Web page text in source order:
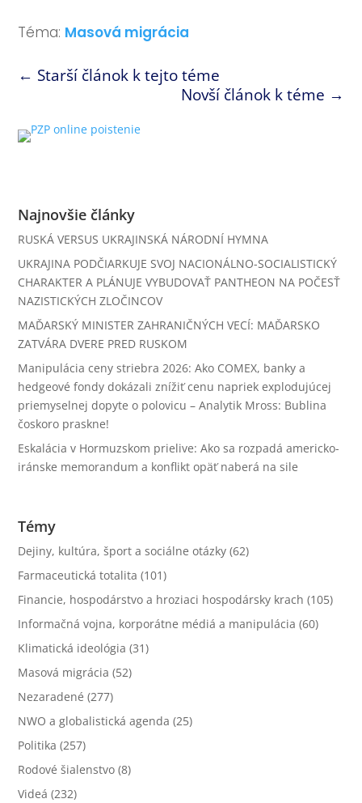
Téma: Masová migrácia
← Starší článok k tejto téme
Novší článok k téme →
Najnovšie články
RUSKÁ VERSUS UKRAJINSKÁ NÁRODNÍ HYMNA
UKRAJINA PODČIARKUJE SVOJ NACIONÁLNO-SOCIALISTICKÝ
CHARAKTER A PLÁNUJE VYBUDOVAŤ PANTHEON NA POČESŤ
NAZISTICKÝCH ZLOČINCOV
MAĎARSKÝ MINISTER ZAHRANIČNÝCH VECÍ: MAĎARSKO
ZATVÁRA DVERE PRED RUSKOM
Manipulácia ceny striebra 2026: Ako COMEX, banky a
hedgeové fondy dokázali znížiť cenu napriek explodujúcej
priemyselnej dopyte o polovicu – Analytik Mross: Bublina
čoskoro praskne!
Eskalácia v Hormuzskom prielive: Ako sa rozpadá americko-
iránske memorandum a konflikt opäť naberá na sile
Témy
Dejiny, kultúra, šport a sociálne otázky (62)
Farmaceutická totalita (101)
Financie, hospodárstvo a hroziaci hospodársky krach (105)
Informačná vojna, korporátne médiá a manipulácia (60)
Klimatická ideológia (31)
Masová migrácia (52)
Nezaradené (277)
NWO a globalistická agenda (25)
Politika (257)
Rodové šialenstvo (8)
Videá (232)